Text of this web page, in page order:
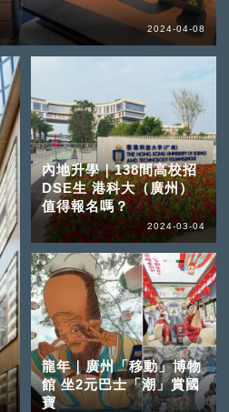
2024-04-08
內地升學｜138間高校招
DSE生 港科大（廣州）
值得報名嗎？
2024-03-04
龍年｜廣州「移動」博物
館 坐2元巴士「潮」賞國
寶